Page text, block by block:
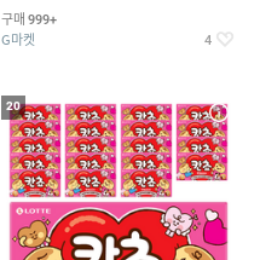
구매 999+
G마켓 4
20